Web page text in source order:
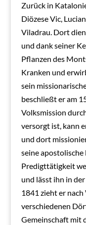
Zurück in
Diözese Vic,
Viladrau. Dort
und dank seiner
Pflanzen des
Kranken und
sein
beschließt er am
Volksmission
versorgt ist, kann
und dort
seine
Predigttätigkeit
und lässt ihn in
1841 zieht er
verschiedenen
Gemeinschaft mit